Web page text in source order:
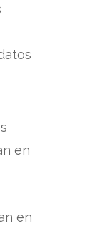
en
en